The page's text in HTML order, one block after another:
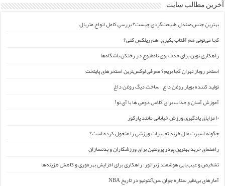
آخرین مطالب سایت
بهترین جنس صندل طبیعت‌گردی چیست؟ بررسی کامل انواع متریال
کجا می‌تونی هم آفتاب بگیری، هم ریلکس کنی؟
راهکاری نوین برای حذف بوی نامطبوع در رختکن باشگاه‌ها
استخر روباز تهران کجا بریم؟ معرفی لوکس‌ترین استخرهای پایتخت
تولید کننده بویلر روغن داغ ، ساخت دیگ روغن داغ
آموزش آسان و جذاب برای کلاس دومی ها با آی نو!
۱۰ مزایای یادگیری ورزش خیابانی مانند پارکور
چگونه اسپرت مال خرید تجهیزات ورزشی را متحول کرده است؟
راهنمای خرید بهترین پودر پروتئین برای ورزشکاران و بدنسازان
تشخیص و عیب‌یابی هوشمند ژنراتور: راهکاری برای افزایش بهره‌وری و کاهش هزینه‌ها
آمارهای بی‌نظیر ستاره جوان سن‌آنتونیو در تاریخ NBA